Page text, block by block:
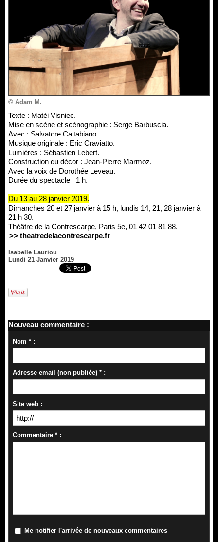
© Adam M.
Texte : Matéi Visniec.
Mise en scène et scénographie : Serge Barbuscia.
Avec : Salvatore Caltabiano.
Musique originale : Eric Craviatto.
Lumières : Sébastien Lebert.
Construction du décor : Jean-Pierre Marmoz.
Avec la voix de Dorothée Leveau.
Durée du spectacle : 1 h.
Du 13 au 28 janvier 2019.
Dimanches 20 et 27 janvier à 15 h, lundis 14, 21, 28 janvier à
21 h 30.
Théâtre de la Contrescarpe, Paris 5e, 01 42 01 81 88.
>> theatredelacontrescarpe.fr
Isabelle Lauriou
Lundi 21 Janvier 2019
Nouveau commentaire :
Nom * :
Adresse email (non publiée) * :
Site web :
Commentaire * :
Me notifier l'arrivée de nouveaux commentaires